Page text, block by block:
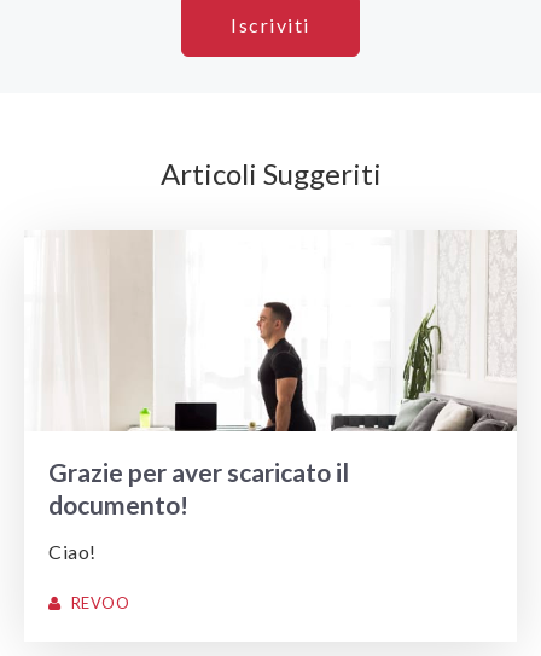
Articoli Suggeriti
Grazie per aver scaricato il
documento!
Ciao!
REVOO